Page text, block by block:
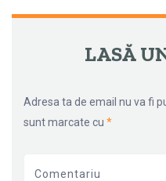
NAVIGARE
←
→
LASĂ
Adresa ta de email nu va fi
sunt marcate cu *
Comentariu